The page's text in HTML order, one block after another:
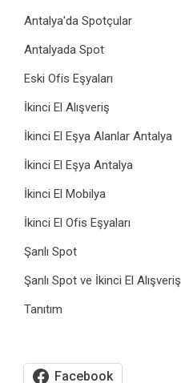
Antalya'da Spotçular
Antalyada Spot
Eski Ofis Eşyaları
İkinci El Alışveriş
İkinci El Eşya Alanlar Antalya
İkinci El Eşya Antalya
İkinci El Mobilya
İkinci El Ofis Eşyaları
Şanlı Spot
Şanlı Spot ve İkinci El Alışveriş
Tanıtım
Facebook